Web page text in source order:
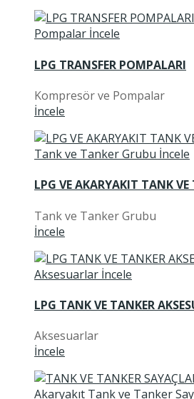
LPG TRANSFER POMPALARI
Kompresör ve Pompalar
İncele
LPG VE AKARYAKIT TANK VE
Tank ve Tanker Grubu
İncele
LPG TANK VE TANKER
Aksesuarlar
İncele